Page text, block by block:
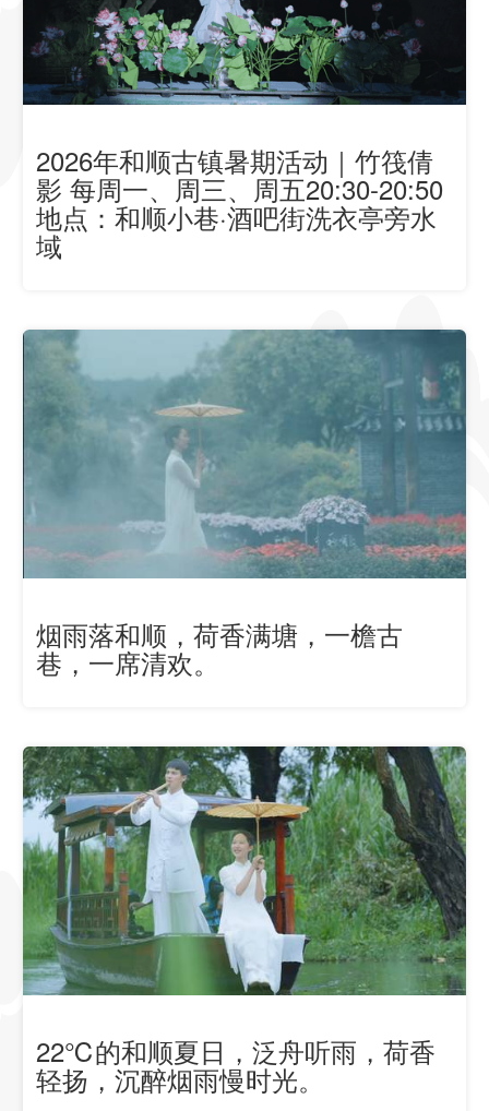
2026年和顺古镇暑期活动｜竹筏倩
影 每周一、周三、周五20:30-20:50
地点：和顺小巷·酒吧街洗衣亭旁水
域
烟雨落和顺，荷香满塘，一檐古
巷，一席清欢。
22℃的和顺夏日，泛舟听雨，荷香
轻扬，沉醉烟雨慢时光。